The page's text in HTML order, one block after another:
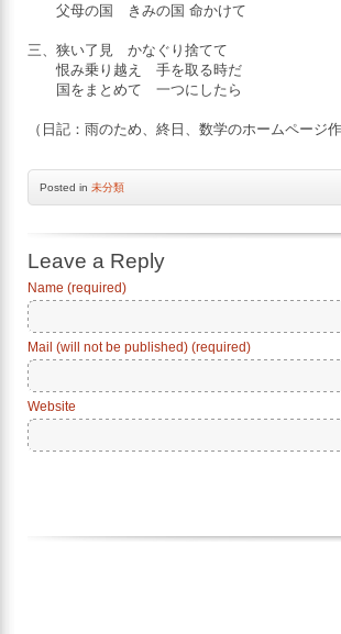
父母の国 きみの国 命かけて
三、狭い了見 かなぐり捨てて
恨み乗り越え 手を取る時だ
国をまとめて 一つにしたら
（日記：雨のため、終日、数学のホームページ
Posted in 未分類
Leave a Reply
Name (required)
Mail (will not be published) (required)
Website